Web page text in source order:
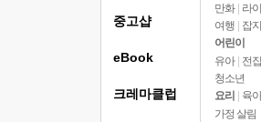
만화 | 라
여행
잡지
어린이
유아 | 전집
청소년
요리
육아
가정 살림
중고샵
eBook
크레마클럽